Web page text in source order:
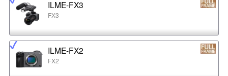
ILME-FX3
FX3
ILME-FX2
FX2